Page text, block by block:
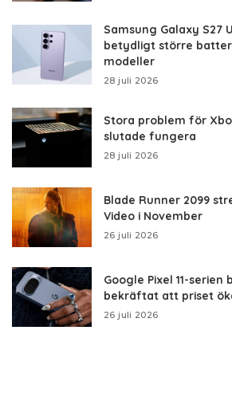
Samsung Galaxy S27
betydligt större
modeller
28 juli 2026
Stora problem för
slutade fungera
28 juli 2026
Blade Runner 2099
Video i November
26 juli 2026
Google Pixel 11-serien
bekräftat att priset
26 juli 2026